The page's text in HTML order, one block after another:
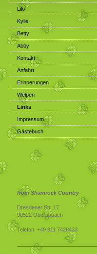
Lilo
Kylie
Betty
Abby
Kontakt
Anfahrt
Erinnerungen
Welpen
Links
Impressum
Gästebuch
from Shamrock Country
Dresdener Str. 17
90522 Oberasbach
Telefon: +49 911 7428433